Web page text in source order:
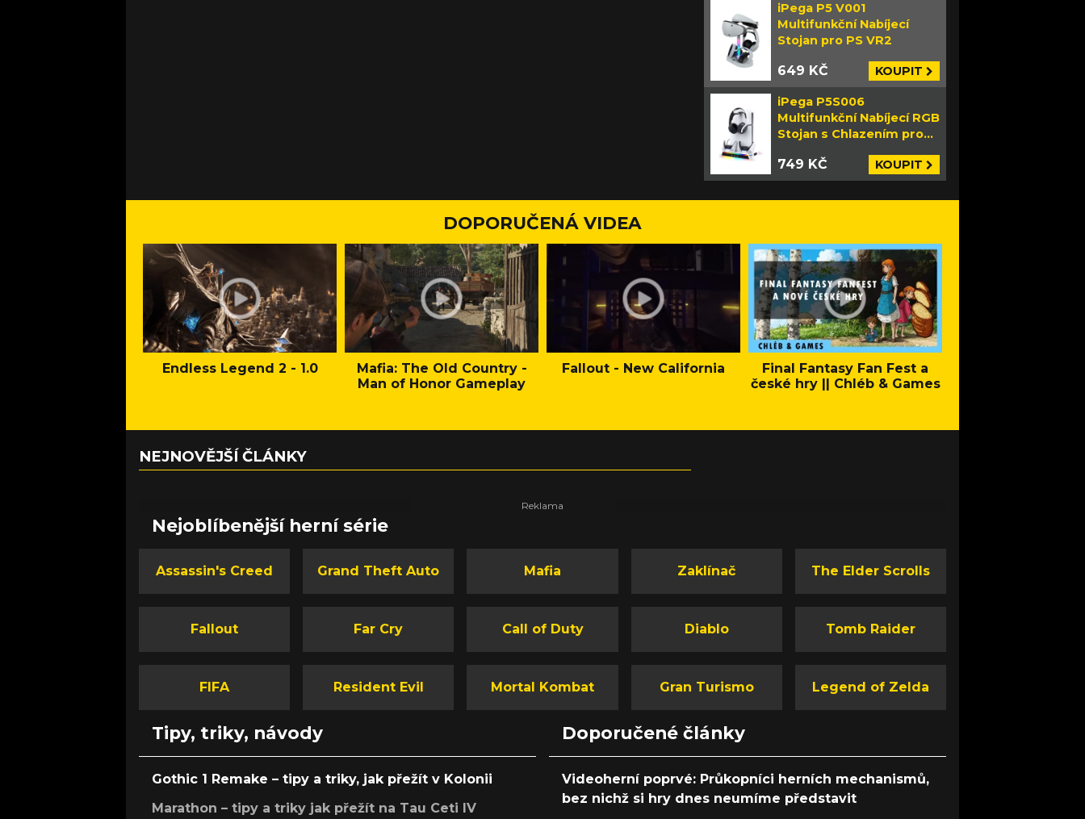
iPega P5 V001
Multifunkční Nabíjecí
Stojan pro PS VR2
649 KČ KOUPIT
iPega P5S006
Multifunkční Nabíjecí RGB
Stojan s Chlazením pro
749 KČ KOUPIT
DOPORUČENÁ VIDEA
Endless Legend 2 - 1.0
Mafia: The Old Country -
Man of Honor Gameplay
Fallout - New California
Final Fantasy Fan Fest a
české hry || Chléb & Games
NEJNOVĚJŠÍ ČLÁNKY
Nejoblíbenější herní série
Assassin's Creed Grand Theft Auto Mafia Zaklínač The Elder Scrolls
Fallout Far Cry Call of Duty Diablo Tomb Raider
FIFA Resident Evil Mortal Kombat Gran Turismo Legend of Zelda
Tipy, triky, návody
Gothic 1 Remake – tipy a triky, jak přežít v Kolonii
Marathon – tipy a triky jak přežít na Tau Ceti IV
Doporučené články
Videoherní poprvé: Průkopníci herních mechanismů,
bez nichž si hry dnes neumíme představit